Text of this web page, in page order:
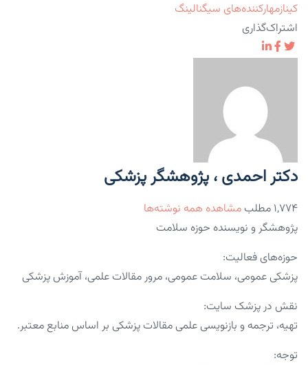
کینازمهارکننده‌های سیگنالینگ
اشتراک‌گذاری
دکتر احمدی ، پژوهشگر پزشکی
۱,۷۷۴ مطلب
مشاهده همه نوشته‌ها
پژوهشگر و نویسنده حوزه سلامت
حوزه‌های فعالیت:
پزشکی عمومی، سلامت عمومی، مرور مقالات علمی، آموزش پزشکی
نقش در پزشک سایت:
تهیه، ترجمه و بازنویسی علمی مقالات پزشکی بر اساس منابع معتبر.
توجه: